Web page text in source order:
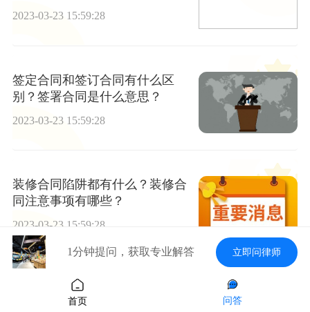
速递
2023-03-23 15:59:28
签定合同和签订合同有什么区
别？签署合同是什么意思？
2023-03-23 15:59:28
装修合同陷阱都有什么？装修合
同注意事项有哪些？
2023-03-23 15:59:28
合同违约的概念是什么？合同违
约金约定多少合适？合同赔偿标
1分钟提问，获取专业解答 立即问律师
首页 问答